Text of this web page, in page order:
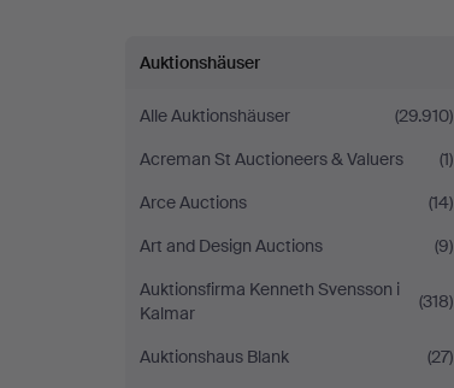
Auktionshäuser
Alle Auktionshäuser
(29.910)
Acreman St Auctioneers & Valuers
(1)
Arce Auctions
(14)
Art and Design Auctions
(9)
Auktionsfirma Kenneth Svensson i
Kalmar
(318)
Auktionshaus Blank
(27)